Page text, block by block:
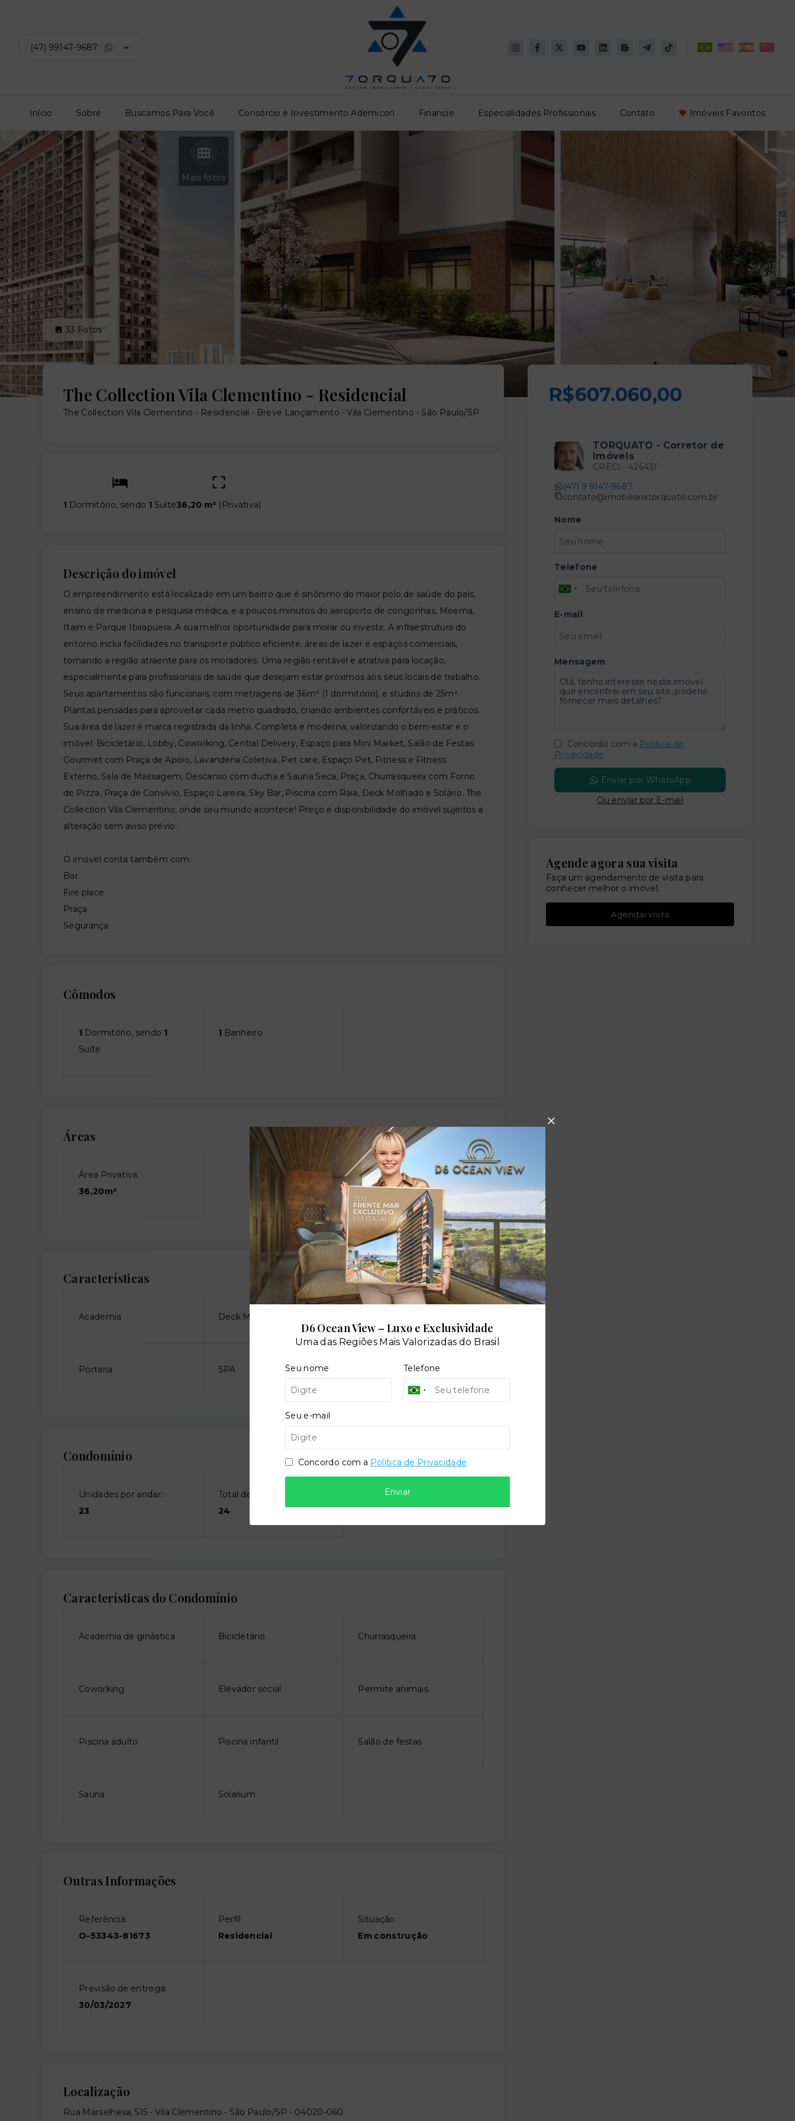
(47) 99147-9687
Início Sobre Buscamos Para Você Consórcio e Investimento Ademicon Financie Especialidades Profissionais Contato Imóveis Favoritos
Mais fotos
33 Fotos
The Collection Vila Clementino - Residencial
The Collection Vila Clementino - Residencial - Breve Lançamento -Vila Clementino - São Paulo/SP
1 Dormitório, sendo 1 Suíte36,20 m² ( Privativa)
Descrição do imóvel
O empreendimento está localizado em um bairro que é sinônimo do maior polo de saúde do país,
ensino de medicina e pesquisa médica, e a poucos minutos do aeroporto de congonhas, Moema,
Itaim e Parque Ibirapuera. A sua melhor oportunidade para morar ou investir. A infraestrutura do
entorno inclui facilidades no transporte público eficiente, áreas de lazer e espaços comerciais,
tornando a região atraente para os moradores. Uma região rentável e atrativa para locação,
especialmente para profissionais de saúde que desejam estar próximos aos seus locais de trabalho.
Seus apartamentos são funcionais, com metragens de 36m² (1 dormitório), e studios de 25m².
Plantas pensadas para aproveitar cada metro quadrado, criando ambientes confortáveis e práticos.
Sua área de lazer é marca registrada da linha. Completa e moderna, valorizando o bem-estar e o
imóvel: Bicicletário, Lobby, Coworking, Central Delivery, Espaço para Mini Market, Salão de Festas
Gourmet com Praça de Apoio, Lavanderia Coletiva, Pet care, Espaço Pet, Fitness e Fitness
Externo, Sala de Massagem, Descanso com ducha e Sauna Seca, Praça, Churrasqueira com Forno
de Pizza, Praça de Convívio, Espaço Lareira, Sky Bar, Piscina com Raia, Deck Molhado e Solário. The
Collection Vila Clementino, onde seu mundo acontece! Preço e disponibilidade do imóvel sujeitos a
alteração sem aviso prévio.
O imóvel conta também com:
Bar
Fire place
Praça
Segurança
Cômodos
1 Dormitório, sendo 1
Suíte
1 Banheiro
Áreas
Área Privativa:
36,20m²
Características
Academia Deck Molhado
Portaria SPA
Condomínio
Unidades por andar:
23
Total de andares:
24
Características do Condomínio
Academia de ginástica Bicicletário Churrasqueira
Coworking Elevador social Permite animais
Piscina adulto Piscina infantil Salão de festas
Sauna Solarium
Outras Informações
Referência:
O-53343-81673
Perfil:
Residencial
Situação:
Em construção
Previsão de entrega:
30/03/2027
Localização
Rua Marselhesa, 515 - Vila Clementino - São Paulo/SP - 04020-060
R$607.060,00
TORQUATO - Corretor de
Imóveis
CRECI - 42643f
(47) 9 9147-9687
contato@imobiliariatorquato.com.br
Nome
Telefone
E-mail
Mensagem
Concordo com a Política de
Privacidade
Enviar por WhatsApp
Ou enviar por E-mail
Agende agora sua visita
Faça um agendamento de visita para
conhecer melhor o imóvel.
Agendar visita
D6 Ocean View – Luxo e Exclusividade
Uma das Regiões Mais Valorizadas do Brasil
Seu nome Telefone
Seu e-mail
Concordo com a Política de Privacidade
Enviar